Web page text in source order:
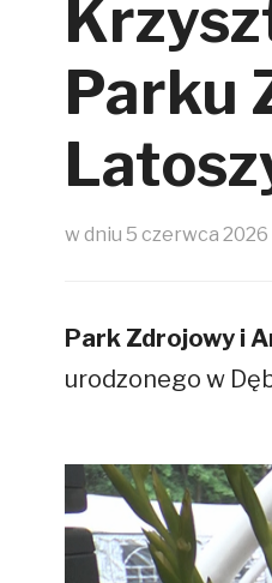
Kasyno Online Neosurf Bez
Na przykĹad funkcja full
Jak Dzialaja Automaty
Parku
w dniu 5 czerwca 2026
Park Zdrojowy i
urodzonego w
titledasfsd